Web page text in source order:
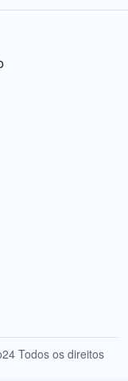
Todos os direitos